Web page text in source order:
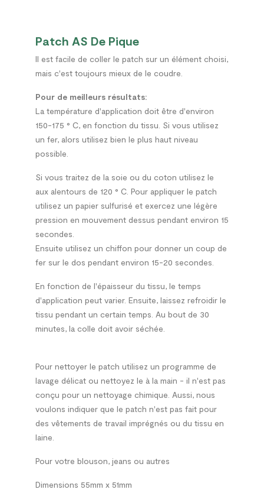
Patch AS De Pique
Il est facile de coller le patch sur un élément choisi,
mais c'est toujours mieux de le coudre.
Pour de meilleurs résultats:
La température d'application doit être d'environ
150-175 ° C, en fonction du tissu. Si vous utilisez
un fer, alors utilisez bien le plus haut niveau
possible.
Si vous traitez de la soie ou du coton utilisez le
aux alentours de 120 ° C. Pour appliquer le patch
utilisez un papier sulfurisé et exercez une légère
pression en mouvement dessus pendant environ 15
secondes.
Ensuite utilisez un chiffon pour donner un coup de
fer sur le dos pendant environ 15-20 secondes.
En fonction de l'épaisseur du tissu, le temps
d'application peut varier. Ensuite, laissez refroidir le
tissu pendant un certain temps. Au bout de 30
minutes, la colle doit avoir séchée.
Pour nettoyer le patch utilisez un programme de
lavage délicat ou nettoyez le à la main - il n'est pas
conçu pour un nettoyage chimique. Aussi, nous
voulons indiquer que le patch n'est pas fait pour
des vêtements de travail imprégnés ou du tissu en
laine.
Pour votre blouson, jeans ou autres
Dimensions 55mm x 51mm